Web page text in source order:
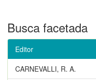
Busca facetada
Editor
CARNEVALLI, R. A.